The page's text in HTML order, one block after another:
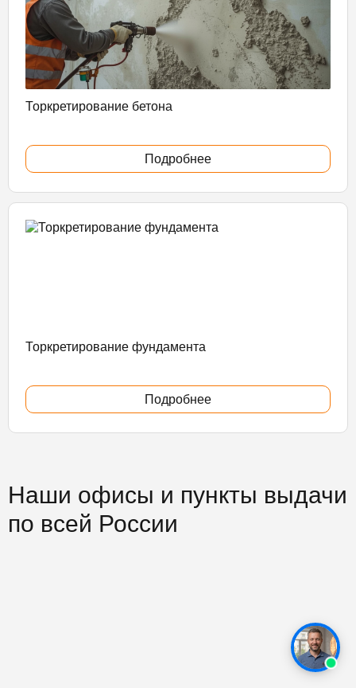
Торкретирование бетона
Подробнее
Торкретирование фундамента
Подробнее
Наши офисы и пункты выдачи
по всей России